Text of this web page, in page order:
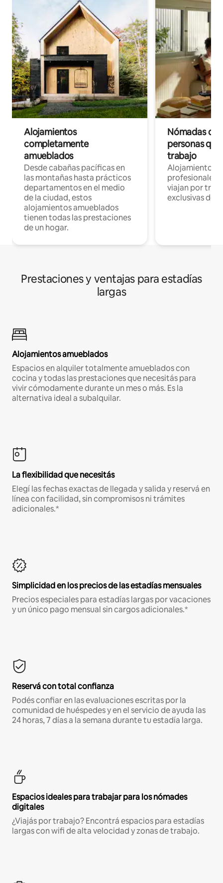
Alojamientos
completamente
amueblados
Desde cabañas pacíficas en
las montañas hasta prácticos
departamentos en el medio
de la ciudad, estos
alojamientos amueblados
tienen todas las prestaciones
de un hogar.
Nómadas
personas
trabajo
Alojamientos
profesionales
viajan por
exclusivas de
Prestaciones y ventajas para estadías
largas
Alojamientos amueblados
Espacios en alquiler totalmente amueblados con
cocina y todas las prestaciones que necesitás para
vivir cómodamente durante un mes o más. Es la
alternativa ideal a subalquilar.
La flexibilidad que necesitás
Elegí las fechas exactas de llegada y salida y reservá en
línea con facilidad, sin compromisos ni trámites
adicionales.*
Simplicidad en los precios de las estadías mensuales
Precios especiales para estadías largas por vacaciones
y un único pago mensual sin cargos adicionales.*
Reservá con total confianza
Podés confiar en las evaluaciones escritas por la
comunidad de huéspedes y en el servicio de ayuda las
24 horas, 7 días a la semana durante tu estadía larga.
Espacios ideales para trabajar para los nómades
digitales
¿Viajás por trabajo? Encontrá espacios para estadías
largas con wifi de alta velocidad y zonas de trabajo.